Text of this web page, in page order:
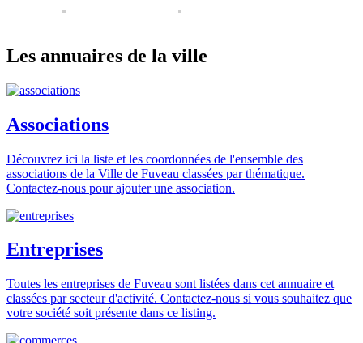
Les annuaires de la ville
Associations
Découvrez ici la liste et les coordonnées de l'ensemble des
associations de la Ville de Fuveau classées par thématique.
Contactez-nous pour ajouter une association.
Entreprises
Toutes les entreprises de Fuveau sont listées dans cet annuaire et
classées par secteur d'activité. Contactez-nous si vous souhaitez que
votre société soit présente dans ce listing.